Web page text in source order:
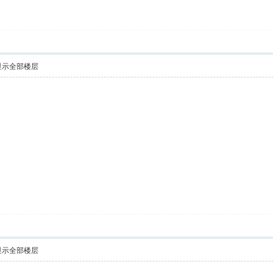
示全部楼层
示全部楼层